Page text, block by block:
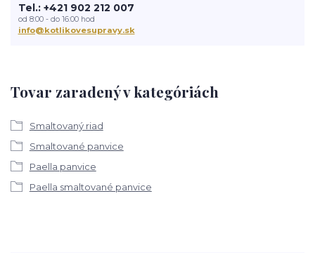
Tovar zaradený v kategóriách
Smaltovaný riad
Smaltované panvice
Paella panvice
Paella smaltované panvice
Tel.: +421 902 212 007
od 8:00 - do 16:00 hod
info@kotlikovesupravy.sk